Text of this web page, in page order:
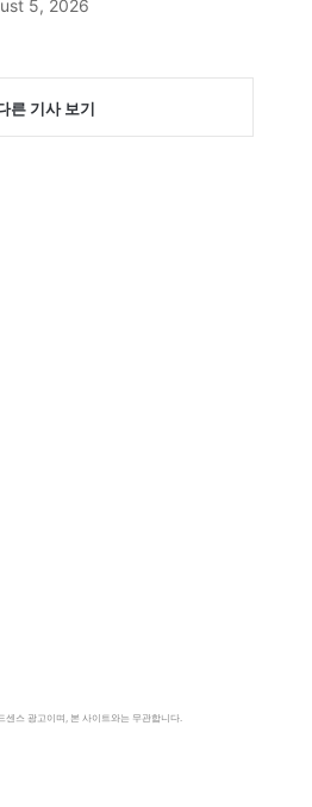
5, 2026
른 기사 보기
센스 광고이며, 본 사이트와는 무관합니다.